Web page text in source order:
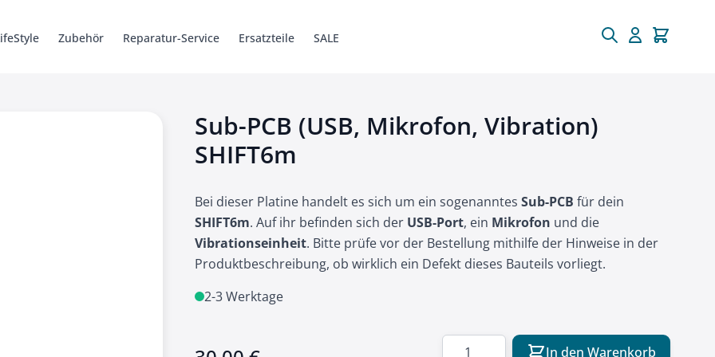
Zubehör Reparatur-Service Ersatzteile SALE
Sub-PCB (USB, Mikrofon, Vibration)
SHIFT6m
Bei dieser Platine handelt es sich um ein sogenanntes Sub-PCB für dein
SHIFT6m. Auf ihr befinden sich der USB-Port, ein Mikrofon und die
Vibrationseinheit. Bitte prüfe vor der Bestellung mithilfe der Hinweise in der
Produktbeschreibung, ob wirklich ein Defekt dieses Bauteils vorliegt.
2-3 Werktage
Menge In den Warenkorb